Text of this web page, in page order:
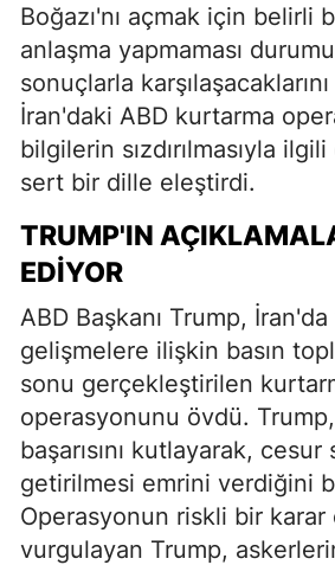
Boğazı'nı açmak için belirli
anlaşma yapmaması
sonuçlarla
İran'daki ABD kurtarma
bilgilerin sızdırılmasıyla
sert bir dille eleştirdi.
TRUMP'IN
EDIYOR
ABD Başkanı Trump,
gelişmelere ilişkin basın
sonu gerçekleştirilen
operasyonunu övdü.
başarısını kutlayarak, cesur
getirilmesi emrini verdiğini
Operasyonun riskli bir karar
vurgulayan Trump,